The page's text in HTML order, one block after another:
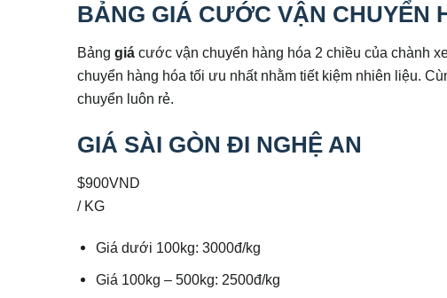
BẢNG GIÁ CƯỚC VẬN CHUYỂN
Bảng giá cước vận chuyển hàng hóa 2 chiều của chành
chuyển hàng hóa tối ưu nhất nhằm tiết kiệm nhiên liệu.
chuyển luôn rẻ.
GIÁ SÀI GÒN ĐI NGHỆ AN
$900VND
/ KG
Giá dưới 100kg: 3000đ/kg
Giá 100kg – 500kg: 2500đ/kg